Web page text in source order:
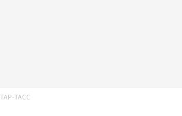
ТАСС